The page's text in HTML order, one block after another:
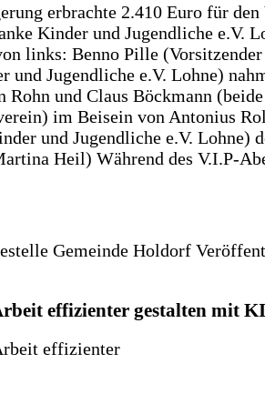
erbrachte 2.410 Euro für den
Kinder und Jugendliche e.V.
links: Benno Pille
und Jugendliche e.V. Lohne)
Rohn und Claus Böckmann
im Beisein von Antonius
und Jugendliche e.V. Lohne)
Heil) Während des V.I.P-
Gemeinde Holdorf
effizienter gestalten mit KI